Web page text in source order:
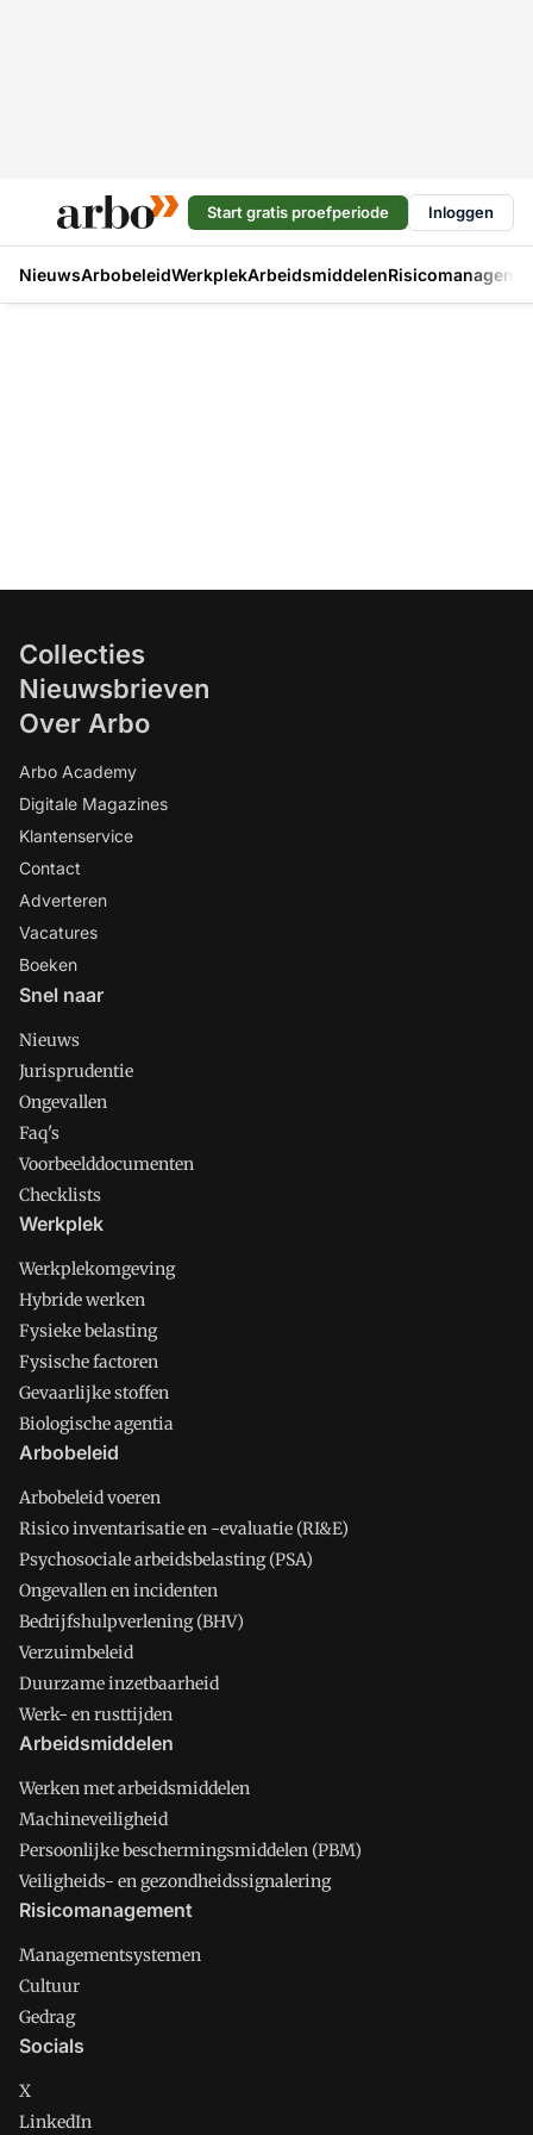
Start gratis proefperiode Inloggen
NieuwsArbobeleidWerkplekArbeidsmiddelen
Collecties
Nieuwsbrieven
Over Arbo
Arbo Academy
Digitale Magazines
Klantenservice
Contact
Adverteren
Vacatures
Boeken
Snel naar
Nieuws
Jurisprudentie
Ongevallen
Faq's
Voorbeelddocumenten
Checklists
Werkplek
Werkplekomgeving
Hybride werken
Fysieke belasting
Fysische factoren
Gevaarlijke stoffen
Biologische agentia
Arbobeleid
Arbobeleid voeren
Risico inventarisatie en -evaluatie (RI&E)
Psychosociale arbeidsbelasting (PSA)
Ongevallen en incidenten
Bedrijfshulpverlening (BHV)
Verzuimbeleid
Duurzame inzetbaarheid
Werk- en rusttijden
Arbeidsmiddelen
Werken met arbeidsmiddelen
Machineveiligheid
Persoonlijke beschermingsmiddelen (PBM)
Veiligheids- en gezondheidssignalering
Risicomanagement
Managementsystemen
Cultuur
Gedrag
Socials
X
LinkedIn